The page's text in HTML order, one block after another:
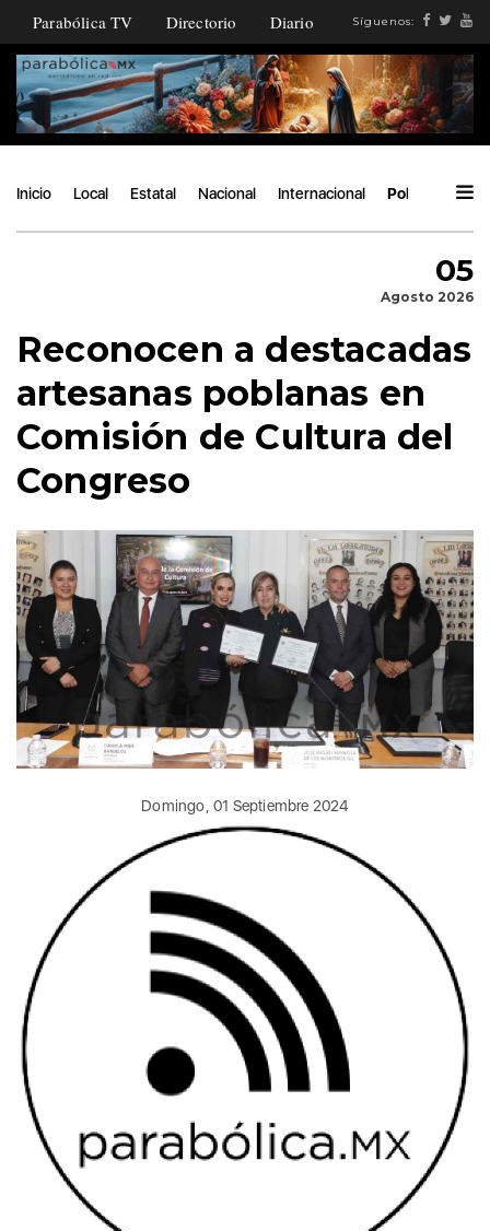
Parabólica TV Directorio Diario Síguenos:
Inicio Local Estatal Nacional Internacional Política
05
Agosto 2026
Reconocen a destacadas
artesanas poblanas en
Comisión de Cultura del
Congreso
Domingo, 01 Septiembre 2024